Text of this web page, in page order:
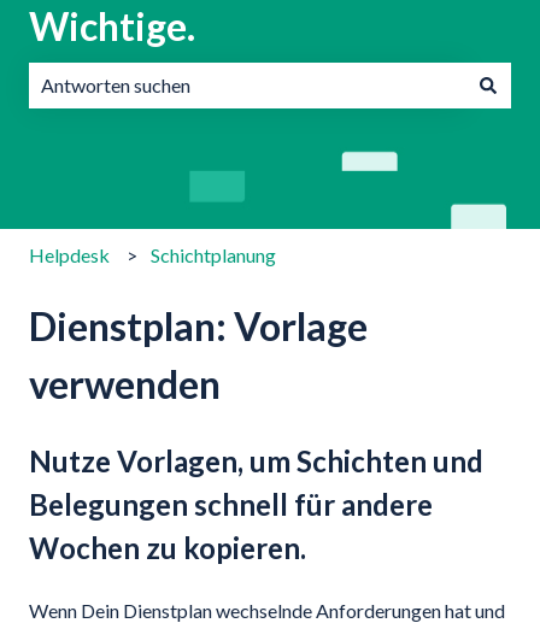
Wichtige.
Helpdesk Schichtplanung
Dienstplan: Vorlage
verwenden
Nutze Vorlagen, um Schichten und
Belegungen schnell für andere
Wochen zu kopieren.
Wenn Dein Dienstplan wechselnde Anforderungen hat und